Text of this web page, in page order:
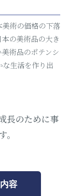
術の価格の下落
の美術品の大き
術品のポテンシ
生活を作り出
長のために事
容